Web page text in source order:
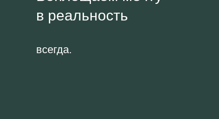
в реальность
всегда.